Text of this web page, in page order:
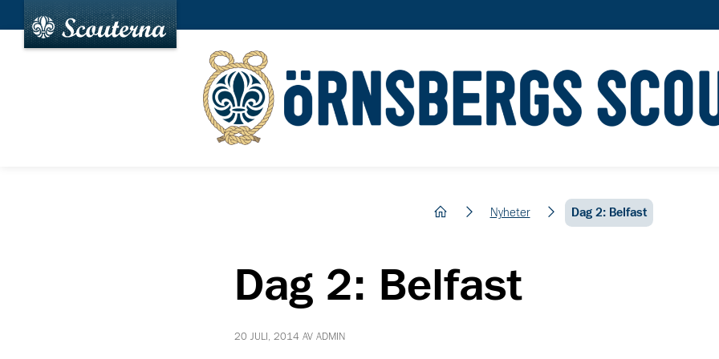
hem Nyheter Dag 2: Belfast
Dag 2: Belfast
20 JULI, 2014 AV ADMIN